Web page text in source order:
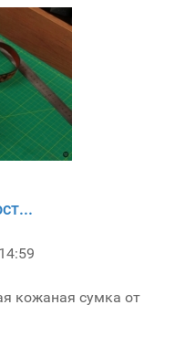
кожаная сумка от